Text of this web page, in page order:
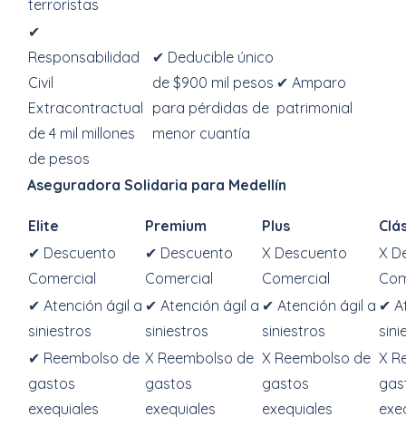
terroristas
✔
Responsabilidad
Civil
Extracontractual
de 4 mil millones
de pesos
✔ Deducible único
de $900 mil pesos
para pérdidas de
menor cuantía
✔ Amparo
patrimonial
Aseguradora Solidaria para Medellín
Elite Premium Plus
✔ Descuento
Comercial
✔ Descuento
Comercial
X Descuento
Comercial
X
✔ Atención ágil a
siniestros
✔ Atención ágil a
siniestros
✔ Atención ágil a
siniestros
✔
✔ Reembolso de
gastos
exequiales
X Reembolso de
gastos
exequiales
X Reembolso de
gastos
exequiales
X